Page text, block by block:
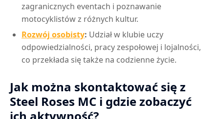
zagranicznych eventach i poznawanie
motocyklistów z różnych kultur.
Rozwój osobisty: Udział w klubie uczy
odpowiedzialności, pracy zespołowej i lojalności,
co przekłada się także na codzienne życie.
Jak można skontaktować się z
Steel Roses MC i gdzie zobaczyć